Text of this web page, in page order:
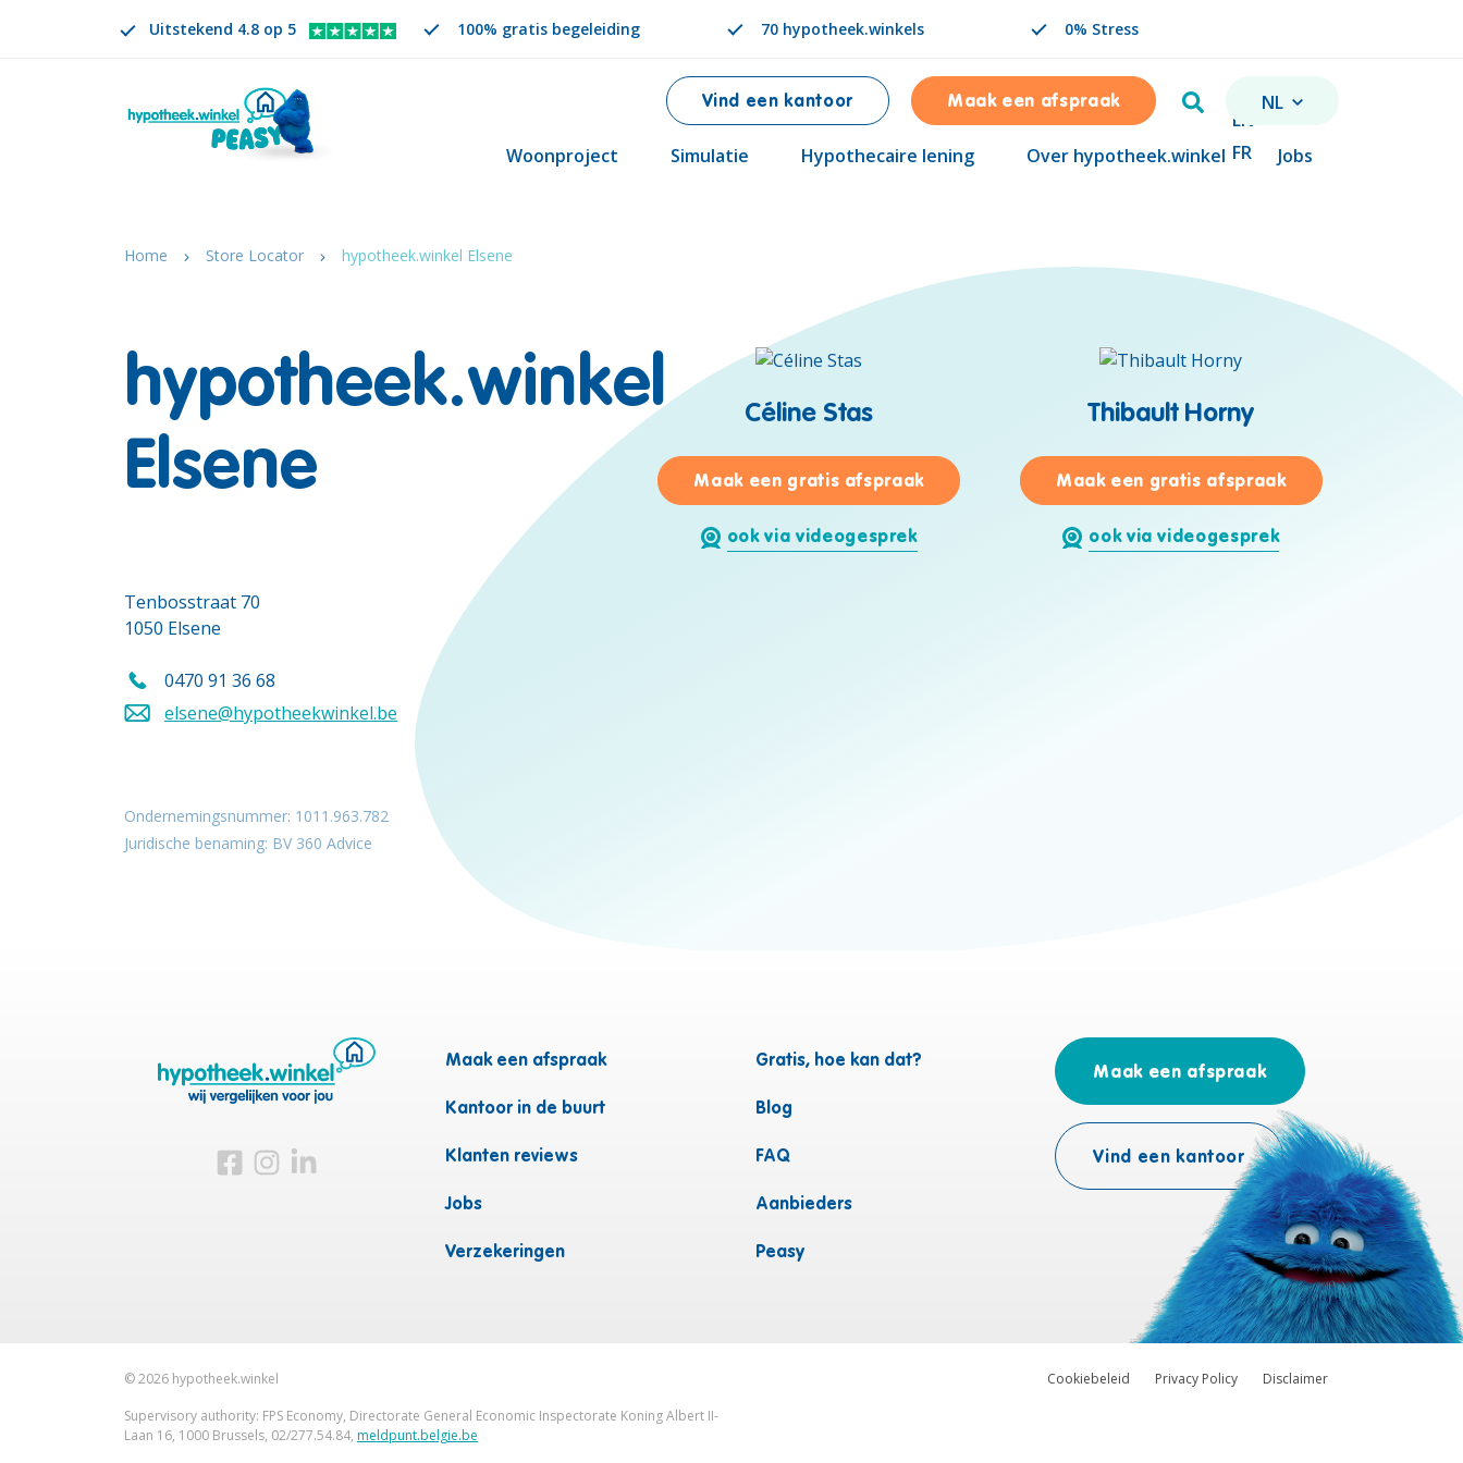
Uitstekend 4.8 op 5 100% gratis begeleiding 70 hypotheek.winkels 0% Stress
Vind een kantoor Maak een afspraak Zoeken
VERANDER TAAL.
NL
EN
FR
Woonproject Simulatie Hypothecaire lening Over hypotheek.winkel Jobs
VERANDER TAAL. GESELECTEERDE TAAL IS
Home Store Locator hypotheek.winkel Elsene
hypotheek.winkel
Elsene
Tenbosstraat 70
1050 Elsene
Bel ons op
0470 91 36 68
Stuur een mail naar
elsene@hypotheekwinkel.be
Ondernemingsnummer: 1011.963.782
Juridische benaming: BV 360 Advice
Céline Stas
Maak een gratis afspraakvoor Céline Stas
ook via videogesprek
Thibault Horny
Maak een gratis afspraakvoor Thibault Horny
ook via videogesprek
Bezoek ons op Facebook
Bezoek ons op Instagram
Bezoek ons op Linkedin
Maak een afspraak
Kantoor in de buurt
Klanten reviews
Jobs
Verzekeringen
Gratis, hoe kan dat?
Blog
FAQ
Aanbieders
Peasy
Maak een afspraak
Vind een kantoor
©2026 hypotheek.winkel
Supervisory authority: FPS Economy, Directorate General Economic Inspectorate Koning Albert II-
Laan 16, 1000 Brussels, 02/277.54.84, meldpunt.belgie.be
Cookiebeleid Privacy Policy Disclaimer